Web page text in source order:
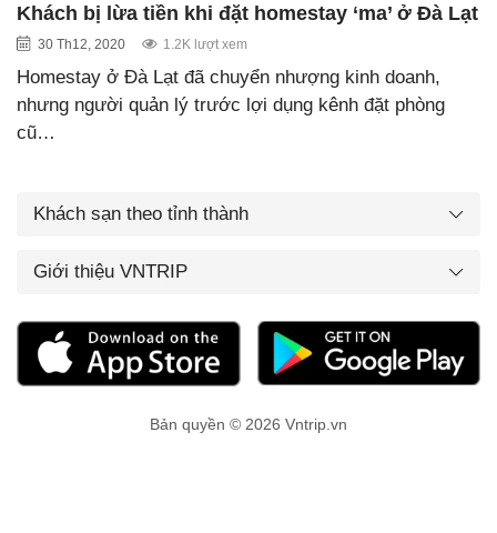
Khách bị lừa tiền khi đặt homestay ‘ma’ ở Đà Lạt
30 Th12, 2020 1.2K lượt xem
Homestay ở Đà Lạt đã chuyển nhượng kinh doanh,
nhưng người quản lý trước lợi dụng kênh đặt phòng
cũ…
Khách sạn theo tỉnh thành
Giới thiệu VNTRIP
Bản quyền © 2026 Vntrip.vn